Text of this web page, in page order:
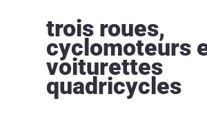
trois roues,
cyclomoteurs
voiturettes
quadricycles